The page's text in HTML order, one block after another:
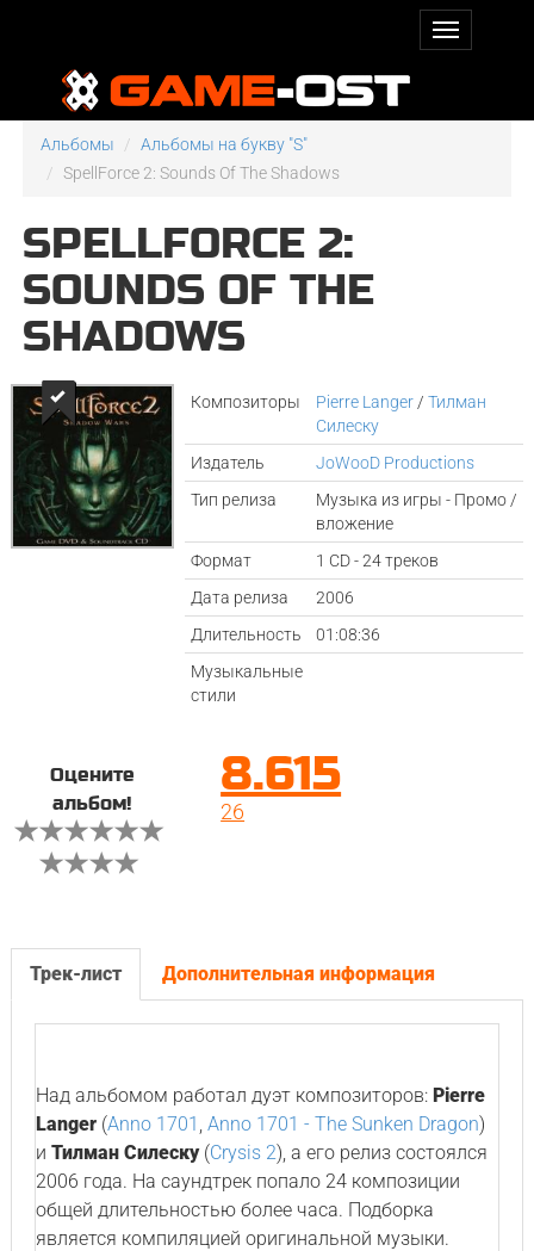
Альбомы
Альбомы на букву "S"
SpellForce 2: Sounds Of The Shadows
SPELLFORCE 2:
SOUNDS OF THE
SHADOWS
Композиторы Pierre Langer /Тилман
Силеску
Издатель
JoWooD Productions
Тип релиза
Музыка из игры - Промо /
вложение
Формат
1 CD - 24 треков
Дата релиза
2006
Длительность
01:08:36
Музыкальные
стили
Оцените
альбом!
8.615
26
Трек-лист Дополнительная информация
Над альбомом работал дуэт композиторов: Pierre
Langer(Anno 1701 , Anno 1701 - The Sunken Dragon)
и Тилман Силеску(Crysis 2), а его релиз состоялся
2006 года. На саундтрек попало 24 композиции
общей длительностью более часа. Подборка
является компиляцией оригинальной музыки.